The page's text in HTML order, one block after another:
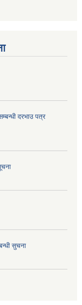
दरभाउ पत्र
सुचना